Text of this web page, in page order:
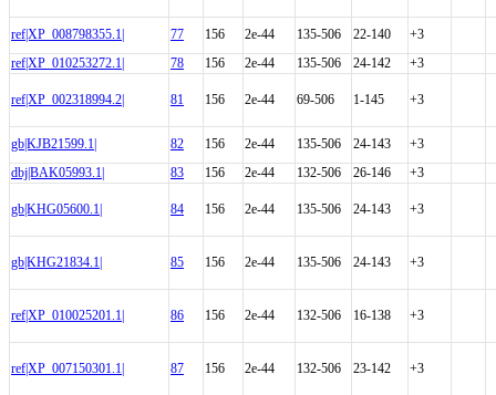
ref|XP_008798355.1| 77 156 2e-44 135-506 22-140
+3
ref|XP_010253272.1|
78 156 2e-44 135-506 24-142 +3
ref|XP_002318994.2| 81 156 2e-44 69-506 1-145 +3
gb|KJB21599.1| 82 156 2e-44 135-506 24-143
+3
dbj|BAK05993.1|
83 156 2e-44 132-506 26-146 +3
gb|KHG05600.1| 84 156 2e-44 135-506 24-143 +3
gb|KHG21834.1| 85 156 2e-44 135-506 24-143 +3
ref|XP_010025201.1| 86 156 2e-44 132-506 16-138 +3
ref|XP_007150301.1| 87 156 2e-44 132-506 23-142 +3